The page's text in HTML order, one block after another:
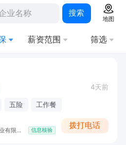
搜索
地图
薪资范围 筛选
4天前
五险 工作餐
河北省秦皇岛海洋渔业有限公司加油站
信息核验
拨打电话